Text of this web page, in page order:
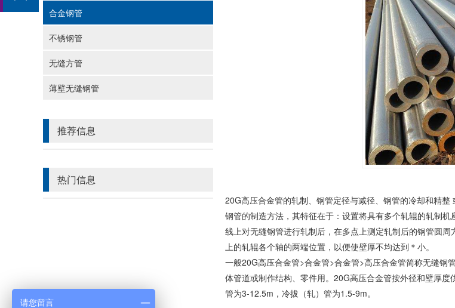
合金钢管
不锈钢管
无缝方管
薄壁无缝钢管
推荐信息
热门信息
20G高压合金管的轧制、钢管定径与减径、钢管的冷却和精
钢管的制造方法，其特征在于：设置将具有多个轧辊的轧制
线上对无缝钢管进行轧制后，在多点上测定轧制后的钢管圆
上的轧辊各个轴的两端位置，以便使壁厚不均达到＊小。
一般20G高压合金管>合金管>合金管>高压合金管简称无缝钢管
体管道或制作结构、零件用。 20G高压合金管按外径和壁厚度
管为3-12.5m，冷拔（轧）管为1.5-9m。
请您留言